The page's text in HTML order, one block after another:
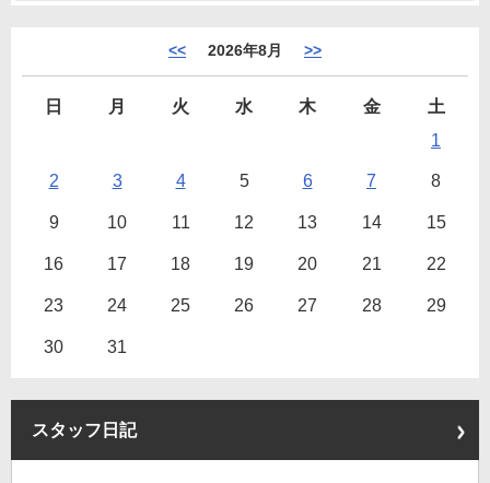
<< 2026年8月 >>
日 月 火 水 木 金
土
1
2 3 4 5 6 7 8
9 10 11 12 13 14 15
16 17 18 19 20 21 22
23 24 25 26 27 28 29
30 31
スタッフ日記